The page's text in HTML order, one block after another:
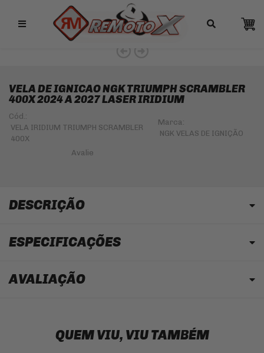
Remotox
VELA DE IGNICAO NGK TRIUMPH SCRAMBLER
400X 2024 A 2027 LASER IRIDIUM
Cód.:
VELA IRIDIUM TRIUMPH SCRAMBLER
400X
Marca:
NGK VELAS DE IGNIÇÃO
DESCRIÇÃO
ESPECIFICAÇÕES
AVALIAÇÃO
QUEM VIU, VIU TAMBÉM